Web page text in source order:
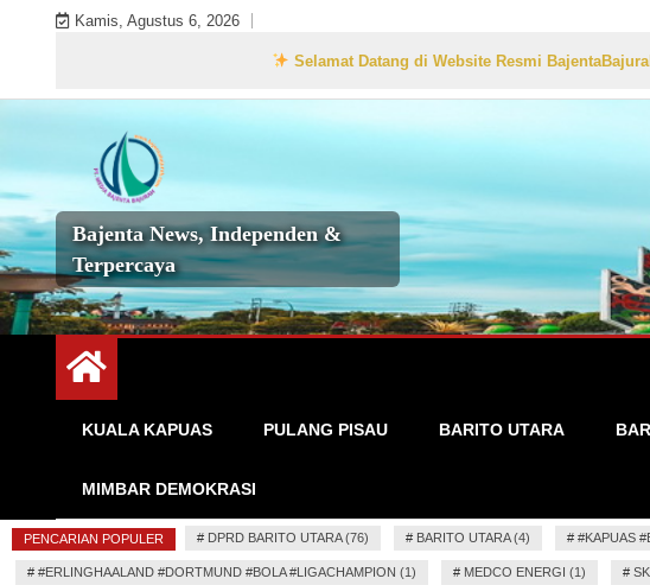
Kamis, Agustus 6, 2026
Selamat Datang di Website Resmi BajentaBajurah.com
Bajenta News, Independen &
Terpercaya
KUALA KAPUAS PULANG PISAU BARITO UTARA
MIMBAR DEMOKRASI
PENCARIAN POPULER # DPRD BARITO UTARA (76) # BARITO UTARA (4) # #KAPUAS
# #ERLINGHAALAND #DORTMUND #BOLA #LIGACHAMPION (1) # MEDCO ENERGI (1) #